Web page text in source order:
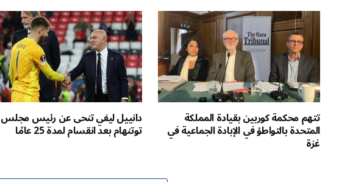
تتهم محكمة كوربين بقيادة المملكة
المتحدة بالتواطؤ في الإبادة الجماعية في
غزة
دانييل ليفي تنحى عن رئيس مجلس
توتنهام بعد انقسام لمدة 25 عامًا